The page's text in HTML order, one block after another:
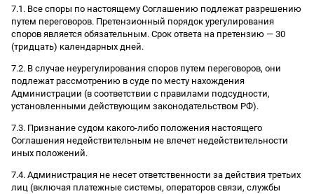
7.1. Все споры по настоящему Соглашению подлежат разрешению
путем переговоров. Претензионный порядок урегулирования
споров является обязательным. Срок ответа на претензию — 30
(тридцать) календарных дней.
7.2. В случае неурегулирования споров путем переговоров, они
подлежат рассмотрению в суде по месту нахождения
Администрации (в соответствии с правилами подсудности,
установленными действующим законодательством РФ).
7.3. Признание судом какого-либо положения настоящего
Соглашения недействительным не влечет недействительности
иных положений.
7.4. Администрация не несет ответственности за действия третьих
лиц (включая платежные системы, операторов связи, службы